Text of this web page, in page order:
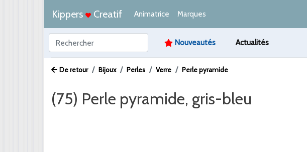
Kippers Creatif Animatrice Marques
Nouveautés Actualités
De retour Bijoux Perles Verre Perle pyramide
(75) Perle pyramide, gris-bleu